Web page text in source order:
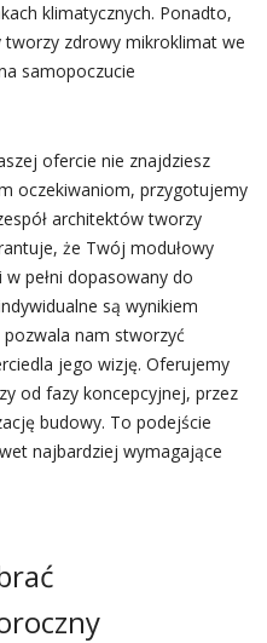
klimatycznych. Ponadto,
zdrowy mikroklimat we
samopoczucie
ofercie nie znajdziesz
oczekiwaniom, przygotujemy
architektów tworzy
że Twój modułowy
pełni dopasowany do
są wynikiem
pozwala nam stworzyć
jego wizję. Oferujemy
od fazy koncepcyjnej, przez
budowy. To podejście
najbardziej wymagające